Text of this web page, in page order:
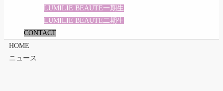
LUMILIE BEAUTE一期生
LUMILIE BEAUTE二期生
CONTACT
HOME
ニュース